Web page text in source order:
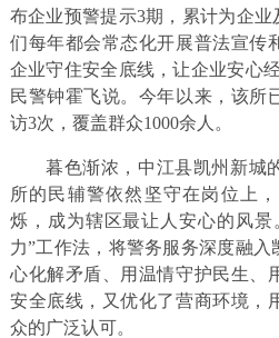
布企业预警提示3期，累计为企业
们每年都会常态化开展普法宣传
企业守住安全底线，让企业安心
民警钟霍飞说。今年以来，该所
访3次，覆盖群众1000余人。
暮色渐浓，中江县凯州新城
所的民辅警依然坚守在岗位上
烁，成为辖区最让人安心的风
力”工作法，将警务服务深度融
心化解矛盾、用温情守护民生、
安全底线，又优化了营商环境，
众的广泛认可。